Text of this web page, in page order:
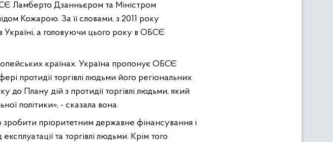
Ламберто Дзанньєром та Міністром
Кожарою. За її словами, з 2011 року
а головуючи цього року в ОБСЄ
країнах. Україна пропонує ОБСЄ
протидії торгівлі людьми його регіональних
до Плану дій з протидії торгівлі людьми, який
політики», - сказала вона.
пріоритетним державне фінансування і
та торгівлі людьми. Крім того